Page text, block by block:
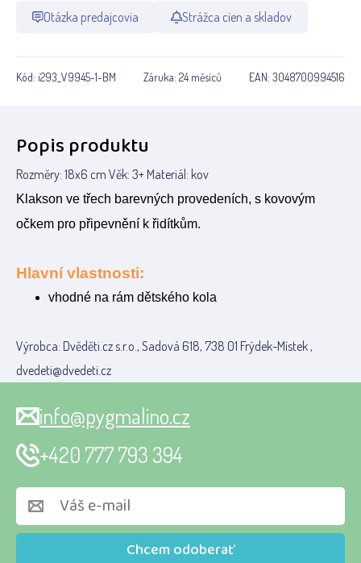
Otázka predajcovia Strážca cien a skladov
Kód: i293_V9945-1-BM Záruka: 24 měsíců EAN: 3048700994516
Popis produktu
Rozměry: 18x6 cm Věk: 3+ Materiál: kov
Klakson ve třech barevných provedeních, s kovovým
očkem pro připevnění k řidítkům.
Hlavní vlastnosti:
vhodné na rám dětského kola
Výrobca: Dvěděti.cz s.r.o., Sadová 618, 738 01 Frýdek-Místek ,
dvedeti@dvedeti.cz
Chcem odoberať
info@pygmalino.cz
+420 777 793 394